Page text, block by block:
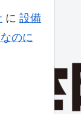
に 設備
のに